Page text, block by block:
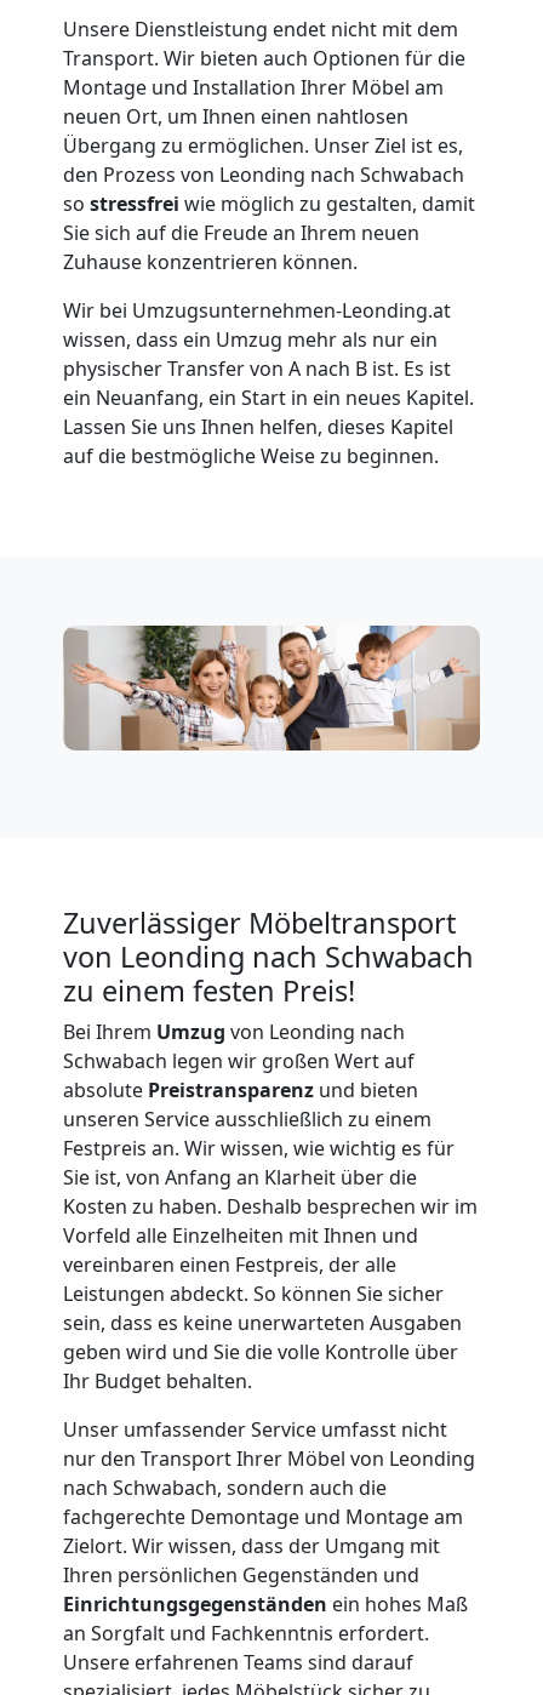
Unsere Dienstleistung endet nicht mit dem
Transport. Wir bieten auch Optionen für die
Montage und Installation Ihrer Möbel am
neuen Ort, um Ihnen einen nahtlosen
Übergang zu ermöglichen. Unser Ziel ist es,
den Prozess von Leonding nach Schwabach
so stressfrei wie möglich zu gestalten, damit
Sie sich auf die Freude an Ihrem neuen
Zuhause konzentrieren können.
Wir bei Umzugsunternehmen-Leonding.at
wissen, dass ein Umzug mehr als nur ein
physischer Transfer von A nach B ist. Es ist
ein Neuanfang, ein Start in ein neues Kapitel.
Lassen Sie uns Ihnen helfen, dieses Kapitel
auf die bestmögliche Weise zu beginnen.
Zuverlässiger Möbeltransport
von Leonding nach Schwabach
zu einem festen Preis!
Bei Ihrem Umzug von Leonding nach
Schwabach legen wir großen Wert auf
absolute Preistransparenz und bieten
unseren Service ausschließlich zu einem
Festpreis an. Wir wissen, wie wichtig es für
Sie ist, von Anfang an Klarheit über die
Kosten zu haben. Deshalb besprechen wir im
Vorfeld alle Einzelheiten mit Ihnen und
vereinbaren einen Festpreis, der alle
Leistungen abdeckt. So können Sie sicher
sein, dass es keine unerwarteten Ausgaben
geben wird und Sie die volle Kontrolle über
Ihr Budget behalten.
Unser umfassender Service umfasst nicht
nur den Transport Ihrer Möbel von Leonding
nach Schwabach, sondern auch die
fachgerechte Demontage und Montage am
Zielort. Wir wissen, dass der Umgang mit
Ihren persönlichen Gegenständen und
Einrichtungsgegenständen ein hohes Maß
an Sorgfalt und Fachkenntnis erfordert.
Unsere erfahrenen Teams sind darauf
Leonding
Umzug
für
Senioren
Leonding
Firmenumzug
Leonding
Leonding
Expressumzug
Leonding
Tragehilfe
Leonding
Kleiner
Umzug
Leonding
Küchenumzug
Leonding
Umzug